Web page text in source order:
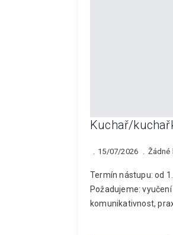
Kuchař/
15/07/2026 Žádné
Termín nástupu: od
Požadujeme:
komunikativnost,